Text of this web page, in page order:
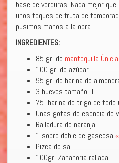
base de verduras. Nada mejor
unos toques de fruta de
pusimos manos a la obra.
INGREDIENTES:
85 gr. de mantequilla Únicla
100 gr. de azúcar
95 gr. de harina de
3 huevos tamaño “L”
75 harina de trigo de todo
Unas gotas de esencia de
Ralladura de naranja
1 sobre doble de gaseosa
Pizca de sal
100gr. Zanahoria rallada